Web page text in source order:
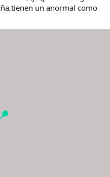
un anormal como